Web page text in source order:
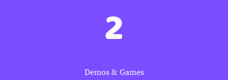
2
Demos & Games